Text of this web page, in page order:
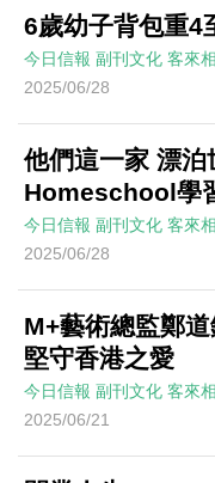
6歲幼子背包重4
今日信報 副刊文化 客來
2025/06/28
他們這一家 漂泊
Homeschool學
今日信報 副刊文化 客來
2025/06/28
M+藝術總監鄭
堅守香港之愛
今日信報 副刊文化 客來
2025/06/21